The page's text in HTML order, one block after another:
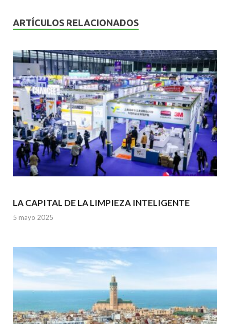
b
o
k
er l
s
p
p
dI
ARTÍCULOS RELACIONADOS
LA CAPITAL DE LA LIMPIEZA INTELIGENTE
5 mayo 2025